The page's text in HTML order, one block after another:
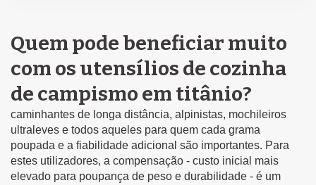
Quem pode beneficiar muito
com os utensílios de cozinha
de campismo em titânio?
caminhantes de longa distância, alpinistas, mochileiros
ultraleves e todos aqueles para quem cada grama
poupada e a fiabilidade adicional são importantes. Para
estes utilizadores, a compensação - custo inicial mais
elevado para poupança de peso e durabilidade - é um